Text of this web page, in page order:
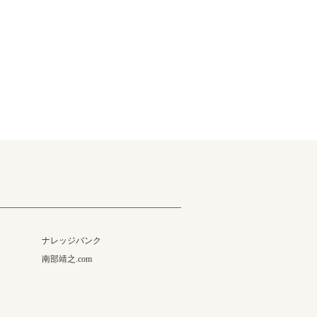
ナレッジバンク
南部靖之.com